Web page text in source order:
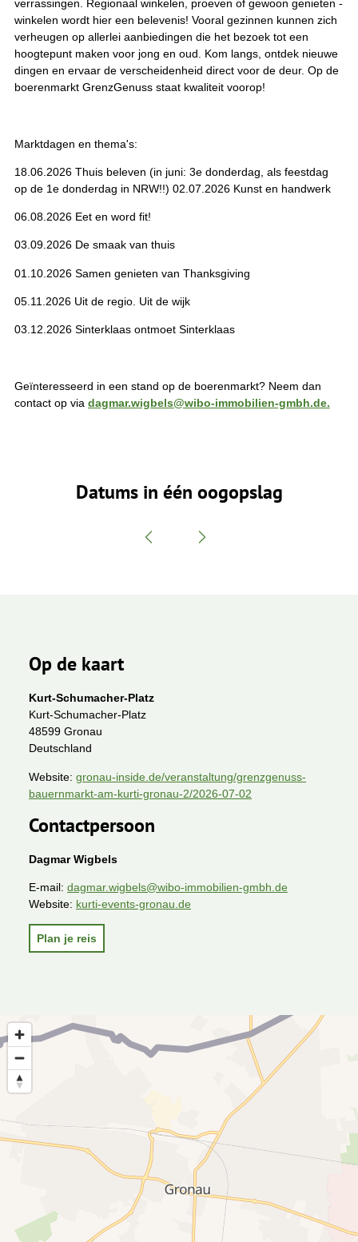
verrassingen. Regionaal winkelen, proeven of gewoon genieten -
winkelen wordt hier een belevenis! Vooral gezinnen kunnen zich
verheugen op allerlei aanbiedingen die het bezoek tot een
hoogtepunt maken voor jong en oud. Kom langs, ontdek nieuwe
dingen en ervaar de verscheidenheid direct voor de deur. Op de
boerenmarkt GrenzGenuss staat kwaliteit voorop!
Marktdagen en thema's:
18.06.2026 Thuis beleven (in juni: 3e donderdag, als feestdag
op de 1e donderdag in NRW!!) 02.07.2026 Kunst en handwerk
06.08.2026 Eet en word fit!
03.09.2026 De smaak van thuis
01.10.2026 Samen genieten van Thanksgiving
05.11.2026 Uit de regio. Uit de wijk
03.12.2026 Sinterklaas ontmoet Sinterklaas
Geïnteresseerd in een stand op de boerenmarkt? Neem dan
contact op via dagmar.wigbels@wibo-immobilien-gmbh.de.
Datums in één oogopslag
Op de kaart
Kurt-Schumacher-Platz
Kurt-Schumacher-Platz
48599 Gronau
Deutschland
Website: gronau-inside.de/veranstaltung/grenzgenuss-
bauernmarkt-am-kurti-gronau-2/2026-07-02
Contactpersoon
Dagmar Wigbels
E-mail: dagmar.wigbels@wibo-immobilien-gmbh.de
Website: kurti-events-gronau.de
Plan je reis